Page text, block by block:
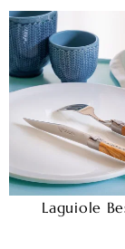
Laguiole